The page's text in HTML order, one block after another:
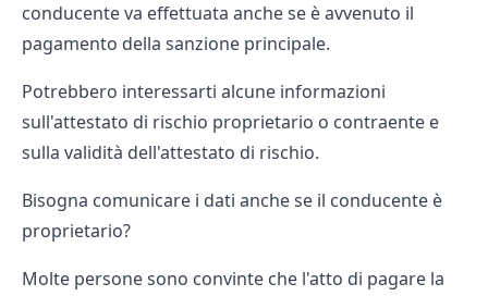
conducente va effettuata anche se è avvenuto il
pagamento della sanzione principale.
Potrebbero interessarti alcune informazioni
sull'attestato di rischio proprietario o contraente e
sulla validità dell'attestato di rischio.
Bisogna comunicare i dati anche se il conducente è
proprietario?
Molte persone sono convinte che l'atto di pagare la